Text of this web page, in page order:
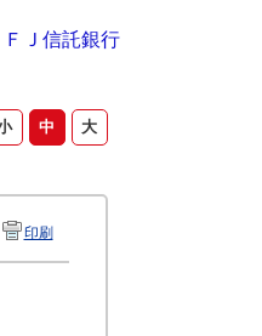
印刷